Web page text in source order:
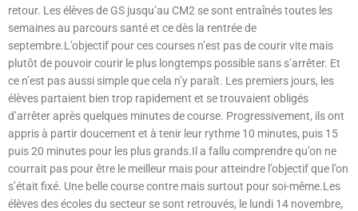
retour. Les élèves de GS jusqu’au CM2 se sont entraînés toutes les
semaines au parcours santé et ce dès la rentrée de
septembre.L’objectif pour ces courses n’est pas de courir vite mais
plutôt de pouvoir courir le plus longtemps possible sans s’arrêter. Et
ce n’est pas aussi simple que cela n’y paraît. Les premiers jours, les
élèves partaient bien trop rapidement et se trouvaient obligés
d’arrêter après quelques minutes de course. Progressivement, ils ont
appris à partir doucement et à tenir leur rythme 10 minutes, puis 15
puis 20 minutes pour les plus grands.Il a fallu comprendre qu’on ne
courrait pas pour être le meilleur mais pour atteindre l’objectif que l’on
s’était fixé. Une belle course contre mais surtout pour soi-même.Les
élèves des écoles du secteur se sont retrouvés, le lundi 14 novembre,